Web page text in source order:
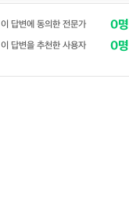
이 답변에 동의한 전문가 0명
이 답변을 추천한 사용자 0명